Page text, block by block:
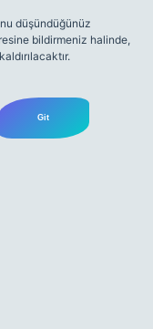
düşündüğünüz
bildirmeniz halinde,